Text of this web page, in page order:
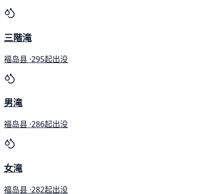
三階滝
福岛县 ·295起出没
男滝
福岛县 ·286起出没
女滝
福岛县 ·282起出没